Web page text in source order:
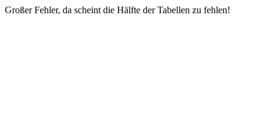
Großer Fehler, da scheint die Hälfte der Tabellen zu fehlen!